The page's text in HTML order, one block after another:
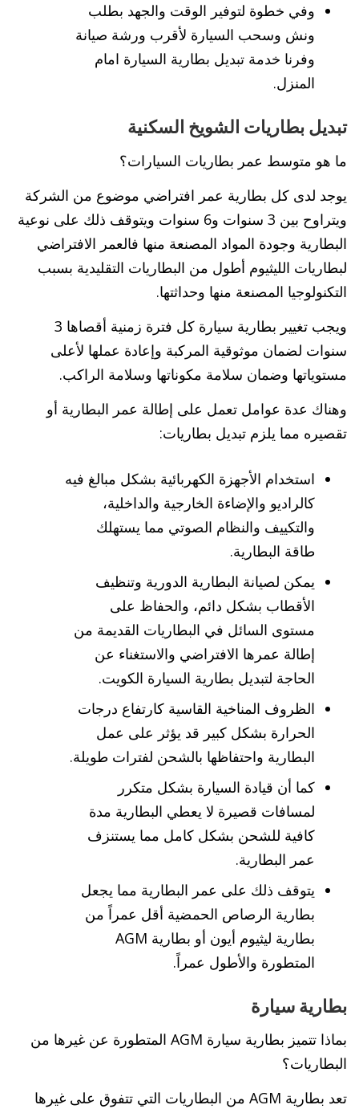
وفي خطوة لتوفير الوقت والجهد بطلب
ونش وسحب السيارة لأقرب ورشة صيانة
وفرنا خدمة تبديل بطارية السيارة امام
المنزل.
تبديل بطاريات الشويخ السكنية
ما هو متوسط عمر بطاريات السيارات؟
يوجد لدى كل بطارية عمر افتراضي موضوع من الشركة
ويتراوح بين 3 سنوات و6 سنوات ويتوقف ذلك على نوعية
البطارية وجودة المواد المصنعة منها فالعمر الافتراضي
لبطاريات الليثيوم أطول من البطاريات التقليدية بسبب
التكنولوجيا المصنعة منها وحداثتها.
ويجب تغيير بطارية سيارة كل فترة زمنية أقصاها 3
سنوات لضمان موثوقية المركبة وإعادة عملها لأعلى
مستوياتها وضمان سلامة مكوناتها وسلامة الراكب.
وهناك عدة عوامل تعمل على إطالة عمر البطارية أو
تقصيره مما يلزم تبديل بطاريات:
استخدام الأجهزة الكهربائية بشكل مبالغ فيه
كالراديو والإضاءة الخارجية والداخلية،
والتكييف والنظام الصوتي مما يستهلك
طاقة البطارية.
يمكن لصيانة البطارية الدورية وتنظيف
الأقطاب بشكل دائم، والحفاظ على
مستوى السائل في البطاريات القديمة من
إطالة عمرها الافتراضي والاستغناء عن
الحاجة لتبديل بطارية السيارة الكويت.
الظروف المناخية القاسية كارتفاع درجات
الحرارة بشكل كبير قد يؤثر على عمل
البطارية واحتفاظها بالشحن لفترات طويلة.
كما أن قيادة السيارة بشكل متكرر
لمسافات قصيرة لا يعطي البطارية مدة
كافية للشحن بشكل كامل مما يستنزف
عمر البطارية.
يتوقف ذلك على عمر البطارية مما يجعل
بطارية الرصاص الحمضية أقل عمراً من
بطارية ليثيوم أيون أو بطارية AGM
المتطورة والأطول عمراً.
بطارية سيارة
بماذا تتميز بطارية سيارة AGM المتطورة عن غيرها من
البطاريات؟
تعد بطارية AGM من البطاريات التي تتفوق على غيرها